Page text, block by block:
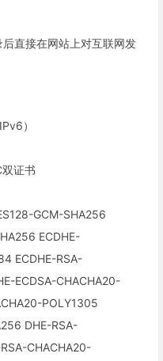
直接在网站上对互联网发
）
证书
GCM-SHA256
ECDHE-
ECDHE-RSA-
ECDSA-CHACHA20-
POLY1305
DHE-RSA-
CHACHA20-